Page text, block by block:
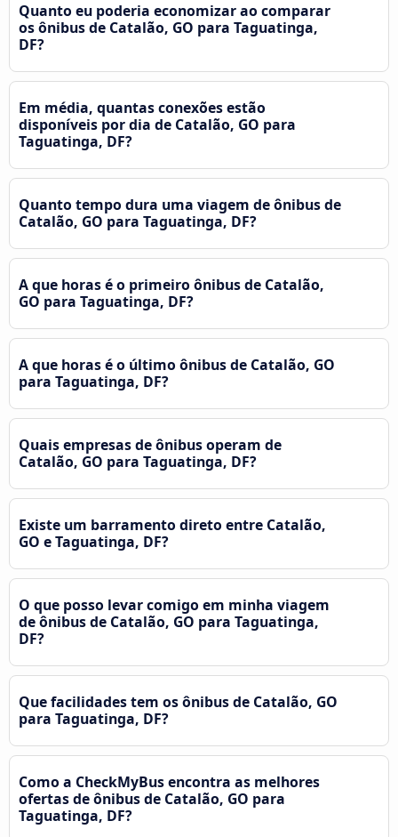
Quanto eu poderia economizar ao comparar
os ônibus de Catalão, GO para Taguatinga,
DF?
Em média, quantas conexões estão
disponíveis por dia de Catalão, GO para
Taguatinga, DF?
Quanto tempo dura uma viagem de ônibus de
Catalão, GO para Taguatinga, DF?
A que horas é o primeiro ônibus de Catalão,
GO para Taguatinga, DF?
A que horas é o último ônibus de Catalão, GO
para Taguatinga, DF?
Quais empresas de ônibus operam de
Catalão, GO para Taguatinga, DF?
Existe um barramento direto entre Catalão,
GO e Taguatinga, DF?
O que posso levar comigo em minha viagem
de ônibus de Catalão, GO para Taguatinga,
DF?
Que facilidades tem os ônibus de Catalão, GO
para Taguatinga, DF?
Como a CheckMyBus encontra as melhores
ofertas de ônibus de Catalão, GO para
Taguatinga, DF?